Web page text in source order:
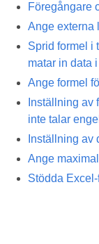
Föregångare
Ange externa
Sprid formel i
matar in data
Ange formel
Inställning av
inte talar
Inställning av
Ange
Stödda